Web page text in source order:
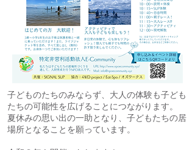
子どものたちのみならず、大人の体験も子ども
たちの可能性を広げることにつながります。
夏休みの思い出の一助となり、子どもたちの居
場所となることを願っています。